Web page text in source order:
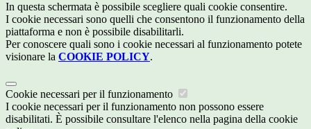
In questa schermata è possibile scegliere quali cookie consentire.
I cookie necessari sono quelli che consentono il funzionamento della
piattaforma e non è possibile disabilitarli.
Per conoscere quali sono i cookie necessari al funzionamento potete
visionare la COOKIE POLICY.
Cookie necessari per il funzionamento
I cookie necessari per il funzionamento non possono essere
disabilitati. È possibile consultare l'elenco nella pagina della cookie